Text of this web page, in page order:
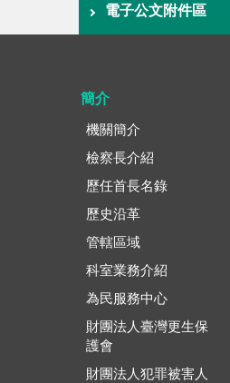
電子公文附件區
簡介
機關簡介
檢察長介紹
歷任首長名錄
歷史沿革
管轄區域
科室業務介紹
為民服務中心
財團法人臺灣更生保
護會
財團法人犯罪被害人